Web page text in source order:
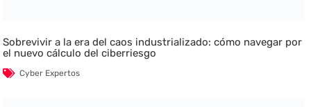
Sobrevivir a la era del caos industrializado: cómo navegar por
el nuevo cálculo del ciberriesgo
Cyber Expertos